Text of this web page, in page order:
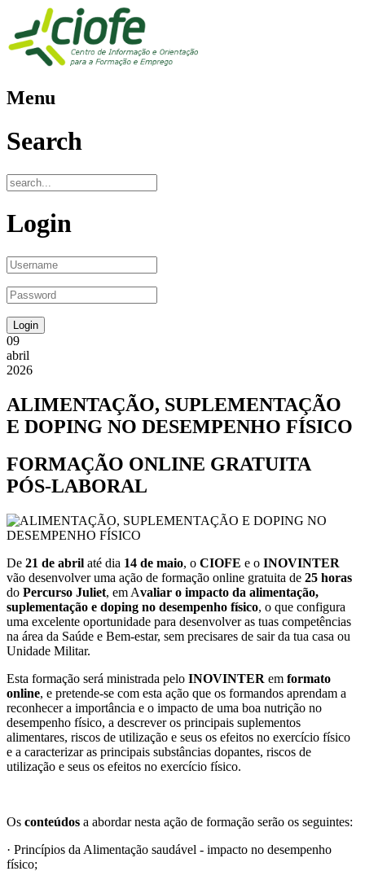
Menu
Search
Login
09
abril
2026
ALIMENTAÇÃO, SUPLEMENTAÇÃO
E DOPING NO DESEMPENHO FÍSICO
FORMAÇÃO ONLINE GRATUITA
PÓS-LABORAL
De 21 de abril até dia 14 de maio, o CIOFE e o INOVINTER
vão desenvolver uma ação de formação online gratuita de 25 horas
do Percurso Juliet, em Avaliar o impacto da alimentação,
suplementação e doping no desempenho físico, o que configura
uma excelente oportunidade para desenvolver as tuas competências
na área da Saúde e Bem-estar, sem precisares de sair da tua casa ou
Unidade Militar.
Esta formação será ministrada pelo INOVINTER em formato
online, e pretende-se com esta ação que os formandos aprendam a
reconhecer a importância e o impacto de uma boa nutrição no
desempenho físico, a descrever os principais suplementos
alimentares, riscos de utilização e seus os efeitos no exercício físico
e a caracterizar as principais substâncias dopantes, riscos de
utilização e seus os efeitos no exercício físico.
Os conteúdos a abordar nesta ação de formação serão os seguintes:
· Princípios da Alimentação saudável - impacto no desempenho
físico;